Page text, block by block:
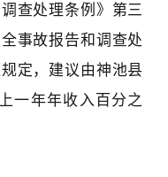
查处理条例》第三
事故报告和调查处
定，建议由神池县
一年年收入百分之